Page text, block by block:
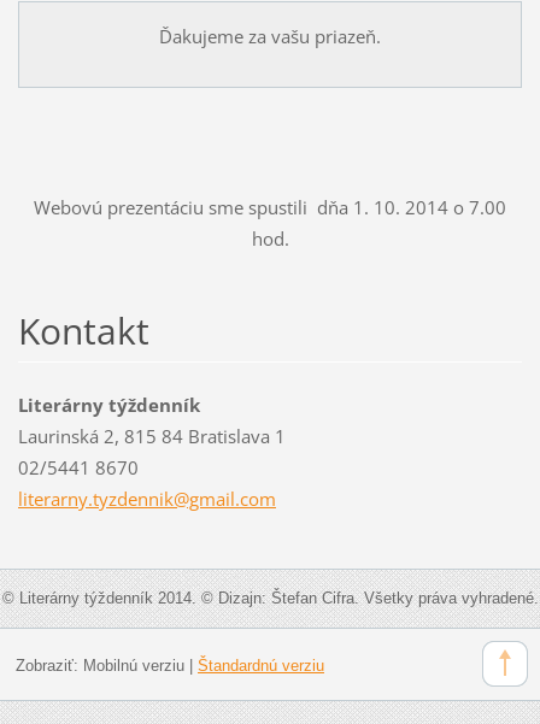
Ďakujeme za vašu priazeň.
Webovú prezentáciu sme spustili dňa 1. 10. 2014 o 7.00
hod.
Kontakt
Literárny týždenník
Laurinská 2, 815 84 Bratislava 1
02/5441 8670
literarny.tyzdennik@gmail.com
© Literárny týždenník 2014. © Dizajn: Štefan Cifra. Všetky práva vyhradené.
Zobraziť: Mobilnú verziu| Štandardnú verziu